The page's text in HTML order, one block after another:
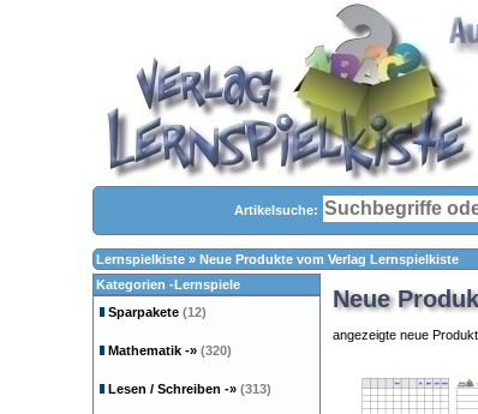
Artikelsuche:
Lernspielkiste » Neue Produkte vom Verlag Lernspielkiste
Neue
angezeigte neue
Kategorien -Lernspiele
Sparpakete (12)
Mathematik -» (320)
Lesen / Schreiben -» (313)